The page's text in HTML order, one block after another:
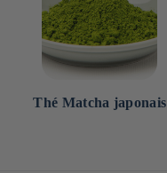
Thé Matcha japonais